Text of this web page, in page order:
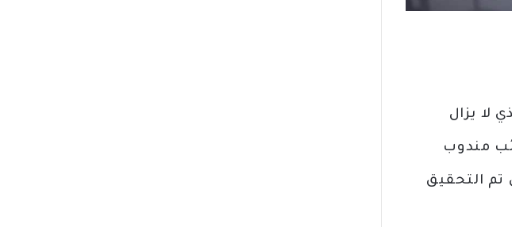
لا يزال
مندوب
الذين تم التحقيق